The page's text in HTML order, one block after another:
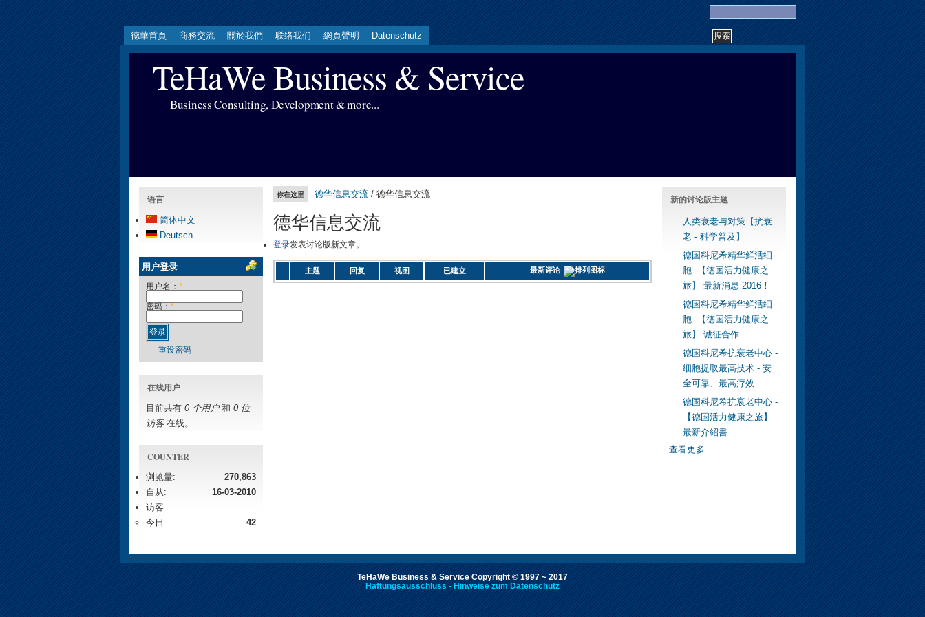
德華首頁 商務交流 關於我們 联络我们 網頁聲明 Datenschutz
TeHaWe Business & Service
Business Consulting, Development & more...
语言
简体中文
Deutsch
用户登录
用户名： *
密码： *
重设密码
在线用户
目前共有 0 个用户和 0 位
访客在线。
COUNTER
浏览量:
270,863
自从:
16-03-2010
访客
今日:
42
你在这里 德华信息交流 / 德华信息交流
德华信息交流
登录发表讨论版新文章。
主题 回复 视图 已建立 最新评论
新的讨论版主题
人类衰老与对策【抗衰
老 - 科学普及】
德国科尼希精华鲜活细
胞 -【德国活力健康之
旅】 最新消息 2016！
德国科尼希精华鲜活细
胞 -【德国活力健康之
旅】 诚征合作
德国科尼希抗衰老中心 -
细胞提取最高技术 - 安
全可靠、最高疗效
德国科尼希抗衰老中心 -
【德国活力健康之旅】
最新介紹書
查看更多
TeHaWe Business & Service Copyright © 1997 ~ 2017
Haftungsausschluss - Hinweise zum Datenschutz